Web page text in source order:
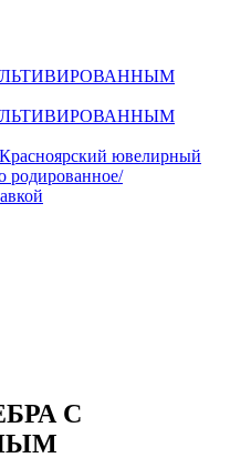
Красноярский ювелирный
родированное/
С